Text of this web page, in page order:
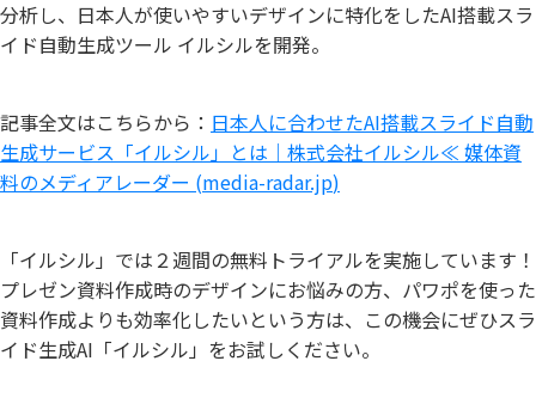
分析し、日本人が使いやすいデザインに特化をしたAI搭載スラ
イド自動生成ツール イルシルを開発。
記事全文はこちらから： 日本人に合わせたAI搭載スライド自動
生成サービス「イルシル」とは｜株式会社イルシル≪ 媒体資
料のメディアレーダー (media-radar.jp)
「イルシル」では２週間の無料トライアルを実施しています！
プレゼン資料作成時のデザインにお悩みの方、パワポを使った
資料作成よりも効率化したいという方は、この機会にぜひスラ
イド生成AI「イルシル」をお試しください。